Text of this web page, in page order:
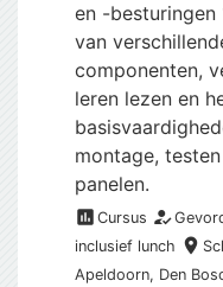
en -besturingen
van
componenten,
leren lezen en
montage,
panelen.
assessment Cursus how_to_reg
inclusief lunch place
Apeldoorn, Den